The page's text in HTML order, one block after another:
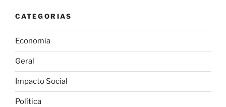
CATEGORIAS
Economia
Geral
Impacto Social
Política